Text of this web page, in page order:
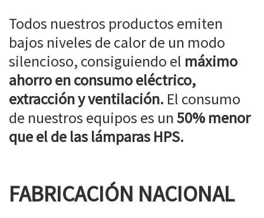
Todos nuestros productos emiten
bajos niveles de calor de un modo
silencioso, consiguiendo el máximo
ahorro en consumo eléctrico,
extracción y ventilación. El consumo
de nuestros equipos es un50% menor
que el de las lámparas HPS.
FABRICACIÓN NACIONAL